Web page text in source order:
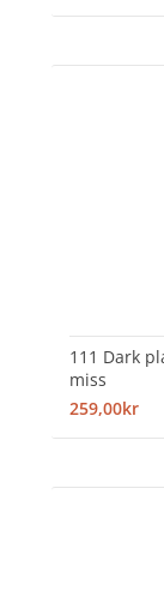
111 Dark
miss
259,00kr